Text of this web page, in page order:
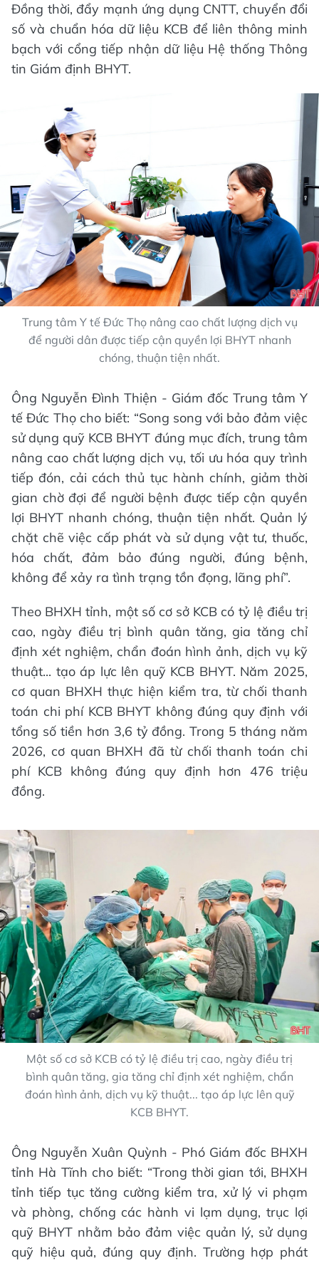
Đồng thời, đẩy mạnh ứng dụng CNTT, chuyển đổi
số và chuẩn hóa dữ liệu KCB để liên thông minh
bạch với cổng tiếp nhận dữ liệu Hệ thống Thông
tin Giám định BHYT.
Trung tâm Y tế Đức Thọ nâng cao chất lượng dịch vụ
để người dân được tiếp cận quyền lợi BHYT nhanh
chóng, thuận tiện nhất.
Ông Nguyễn Đình Thiện - Giám đốc Trung tâm Y
tế Đức Thọ cho biết: “Song song với bảo đảm việc
sử dụng quỹ KCB BHYT đúng mục đích, trung tâm
nâng cao chất lượng dịch vụ, tối ưu hóa quy trình
tiếp đón, cải cách thủ tục hành chính, giảm thời
gian chờ đợi để người bệnh được tiếp cận quyền
lợi BHYT nhanh chóng, thuận tiện nhất. Quản lý
chặt chẽ việc cấp phát và sử dụng vật tư, thuốc,
hóa chất, đảm bảo đúng người, đúng bệnh,
không để xảy ra tình trạng tồn đọng, lãng phí”.
Theo BHXH tỉnh, một số cơ sở KCB có tỷ lệ điều trị
cao, ngày điều trị bình quân tăng, gia tăng chỉ
định xét nghiệm, chẩn đoán hình ảnh, dịch vụ kỹ
thuật... tạo áp lực lên quỹ KCB BHYT. Năm 2025,
cơ quan BHXH thực hiện kiểm tra, từ chối thanh
toán chi phí KCB BHYT không đúng quy định với
tổng số tiền hơn 3,6 tỷ đồng. Trong 5 tháng năm
2026, cơ quan BHXH đã từ chối thanh toán chi
phí KCB không đúng quy định hơn 476 triệu
đồng.
Một số cơ sở KCB có tỷ lệ điều trị cao, ngày điều trị
bình quân tăng, gia tăng chỉ định xét nghiệm, chẩn
đoán hình ảnh, dịch vụ kỹ thuật... tạo áp lực lên quỹ
KCB BHYT.
Ông Nguyễn Xuân Quỳnh - Phó Giám đốc BHXH
tỉnh Hà Tĩnh cho biết: “Trong thời gian tới, BHXH
tỉnh tiếp tục tăng cường kiểm tra, xử lý vi phạm
và phòng, chống các hành vi lạm dụng, trục lợi
quỹ BHYT nhằm bảo đảm việc quản lý, sử dụng
quỹ hiệu quả, đúng quy định. Trường hợp phát